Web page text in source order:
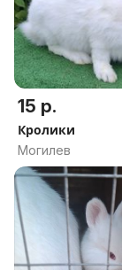
15 р.
Кролики
Могилев